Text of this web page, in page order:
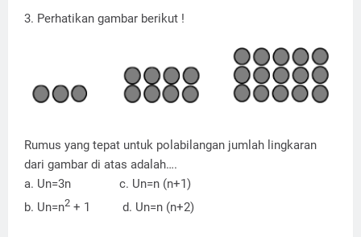
3. Perhatikan gambar berikut !
Rumus yang tepat untuk polabilangan jumlah lingkaran
dari gambar di atas adalah….
a. Un=3n
c. Un=n (n+1)
b. Un=n2 + 1 d. Un=n (n+2)